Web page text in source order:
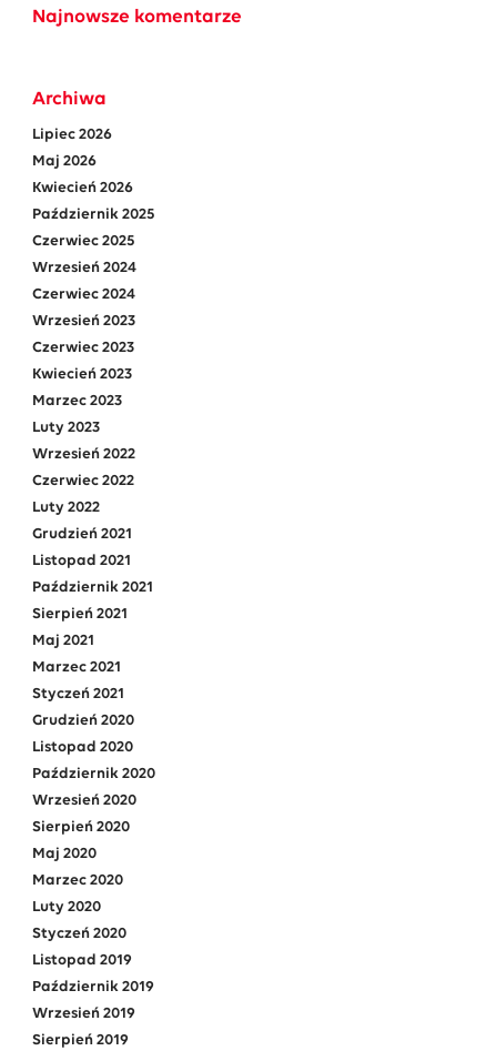
Najnowsze komentarze
Archiwa
Lipiec 2026
Maj 2026
Kwiecień 2026
Październik 2025
Czerwiec 2025
Wrzesień 2024
Czerwiec 2024
Wrzesień 2023
Czerwiec 2023
Kwiecień 2023
Marzec 2023
Luty 2023
Wrzesień 2022
Czerwiec 2022
Luty 2022
Grudzień 2021
Listopad 2021
Październik 2021
Sierpień 2021
Maj 2021
Marzec 2021
Styczeń 2021
Grudzień 2020
Listopad 2020
Październik 2020
Wrzesień 2020
Sierpień 2020
Maj 2020
Marzec 2020
Luty 2020
Styczeń 2020
Listopad 2019
Październik 2019
Wrzesień 2019
Sierpień 2019